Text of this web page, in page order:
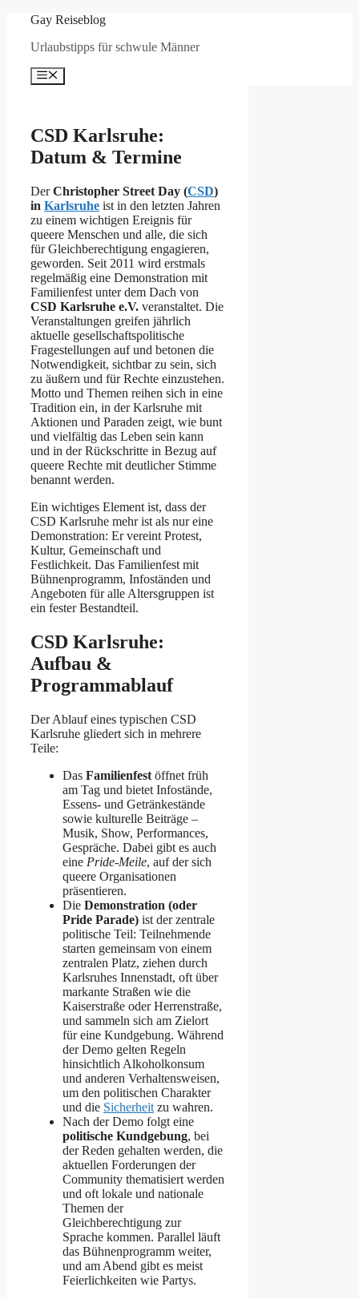
springen
Gay Reiseblog
Urlaubstipps für schwule Männer
Menü
CSD Karlsruhe:
Datum & Termine
DerChristopher Street Day (CSD)
in Karlsruhe ist in den letzten Jahren
zu einem wichtigen Ereignis für
queere Menschen und alle, die sich
für Gleichberechtigung engagieren,
geworden. Seit 2011 wird erstmals
regelmäßig eine Demonstration mit
Familienfest unter dem Dach von
CSD Karlsruhe e.V. veranstaltet. Die
Veranstaltungen greifen jährlich
aktuelle gesellschaftspolitische
Fragestellungen auf und betonen die
Notwendigkeit, sichtbar zu sein, sich
zu äußern und für Rechte einzustehen.
Motto und Themen reihen sich in eine
Tradition ein, in der Karlsruhe mit
Aktionen und Paraden zeigt, wie bunt
und vielfältig das Leben sein kann
und in der Rückschritte in Bezug auf
queere Rechte mit deutlicher Stimme
benannt werden.
Ein wichtiges Element ist, dass der
CSD Karlsruhe mehr ist als nur eine
Demonstration: Er vereint Protest,
Kultur, Gemeinschaft und
Festlichkeit. Das Familienfest mit
Bühnenprogramm, Infoständen und
Angeboten für alle Altersgruppen ist
ein fester Bestandteil.
CSD Karlsruhe:
Aufbau &
Programmablauf
Der Ablauf eines typischen CSD
Karlsruhe gliedert sich in mehrere
Teile:
Das Familienfest öffnet früh
am Tag und bietet Infostände,
Essens- und Getränkestände
sowie kulturelle Beiträge –
Musik, Show, Performances,
Gespräche. Dabei gibt es auch
eine Pride-Meile, auf der sich
queere Organisationen
präsentieren.
Die Demonstration (oder
Pride Parade) ist der zentrale
politische Teil: Teilnehmende
starten gemeinsam von einem
zentralen Platz, ziehen durch
Karlsruhes Innenstadt, oft über
markante Straßen wie die
Kaiserstraße oder Herrenstraße,
und sammeln sich am Zielort
für eine Kundgebung. Während
der Demo gelten Regeln
hinsichtlich Alkoholkonsum
und anderen Verhaltensweisen,
um den politischen Charakter
und die Sicherheit zu wahren.
Nach der Demo folgt eine
politische Kundgebung, bei
der Reden gehalten werden, die
aktuellen Forderungen der
Community thematisiert werden
und oft lokale und nationale
Themen der
Gleichberechtigung zur
Sprache kommen. Parallel läuft
das Bühnenprogramm weiter,
und am Abend gibt es meist
Feierlichkeiten wie Partys.